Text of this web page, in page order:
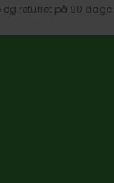
og returret på 90 dage.